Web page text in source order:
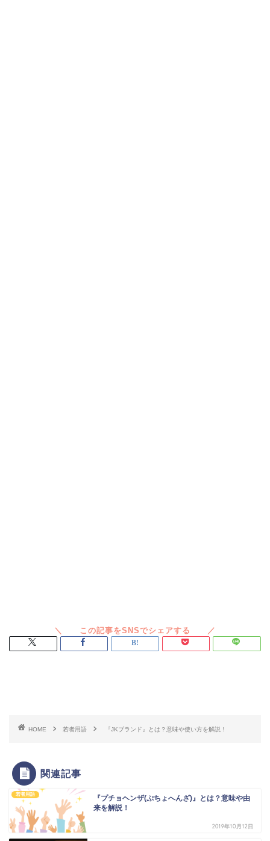
HOME 若者用語 『JKブランド』とは？意味や使い方を解説！
関連記事
若者用語
『プチョヘンザ(ぷちょへんざ)』とは？意味や由
来を解説！
2019年10月12日